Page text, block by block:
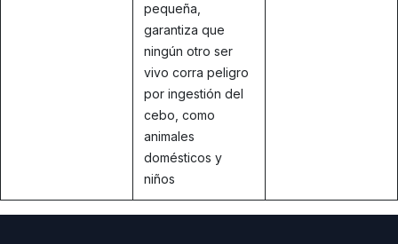
pequeña,
garantiza que
ningún otro ser
vivo corra peligro
por ingestión del
cebo, como
animales
domésticos y
niños